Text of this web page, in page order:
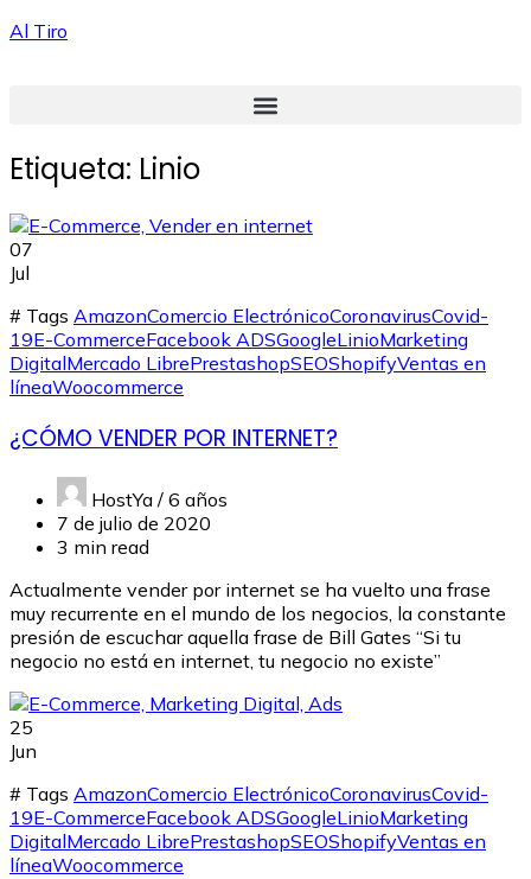
Al Tiro
Etiqueta: Linio
07
Jul
# Tags AmazonComercio ElectrónicoCoronavirusCovid-
19E-CommerceFacebook ADSGoogleLinioMarketing
DigitalMercado LibrePrestashopSEOShopifyVentas en
líneaWoocommerce
¿CÓMO VENDER POR INTERNET?
HostYa / 6 años
7 de julio de 2020
3 min read
Actualmente vender por internet se ha vuelto una frase
muy recurrente en el mundo de los negocios, la constante
presión de escuchar aquella frase de Bill Gates “Si tu
negocio no está en internet, tu negocio no existe”
25
Jun
# Tags AmazonComercio ElectrónicoCoronavirusCovid-
19E-CommerceFacebook ADSGoogleLinioMarketing
DigitalMercado LibrePrestashopSEOShopifyVentas en
líneaWoocommerce